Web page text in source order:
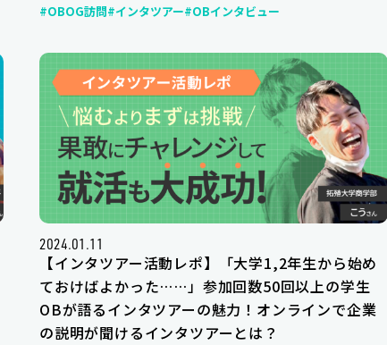
#OBOG訪問#インタツアー#OBインタビュー
2024.01.11
【インタツアー活動レポ】「大学1,2年生から始め
ておけばよかった……」参加回数50回以上の学生
OBが語るインタツアーの魅力！オンラインで企業
の説明が聞けるインタツアーとは？